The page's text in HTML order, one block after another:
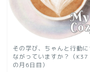
その学び、ちゃんと行動に
ながっていますか？（K37
の月6日目）